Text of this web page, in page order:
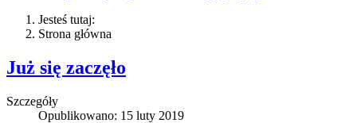
Jesteś tutaj:
Strona główna
Już się zaczęło
Szczegóły
Opublikowano: 15 luty 2019